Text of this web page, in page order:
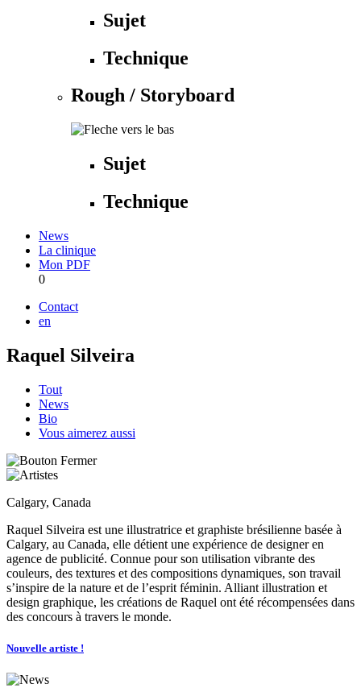
Sujet
Technique
Rough / Storyboard
Sujet
Technique
News
La clinique
Mon PDF
0
Contact
en
Raquel Silveira
Tout
News
Bio
Vous aimerez aussi
Calgary, Canada
Raquel Silveira est une illustratrice et graphiste brésilienne basée à
Calgary, au Canada, elle détient une expérience de designer en
agence de publicité. Connue pour son utilisation vibrante des
couleurs, des textures et des compositions dynamiques, son travail
s’inspire de la nature et de l’esprit féminin. Alliant illustration et
design graphique, les créations de Raquel ont été récompensées dans
des concours à travers le monde.
Nouvelle artiste !